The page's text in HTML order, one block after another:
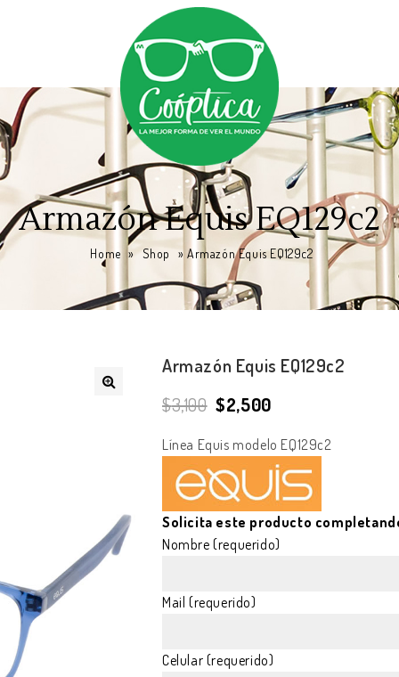
Armazón Equis EQ129c2
Home » Shop » Armazón Equis EQ129c2
Armazón Equis EQ129c2
$3,100 $2,500
Línea Equis modelo EQ129c2
Solicita este producto
Nombre (requerido)
Mail (requerido)
Celular (requerido)